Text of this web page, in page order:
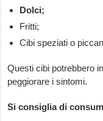
Dolci;
Fritti;
Cibi speziati o
Questi cibi potrebbero
peggiorare i sintomi.
Si consiglia di